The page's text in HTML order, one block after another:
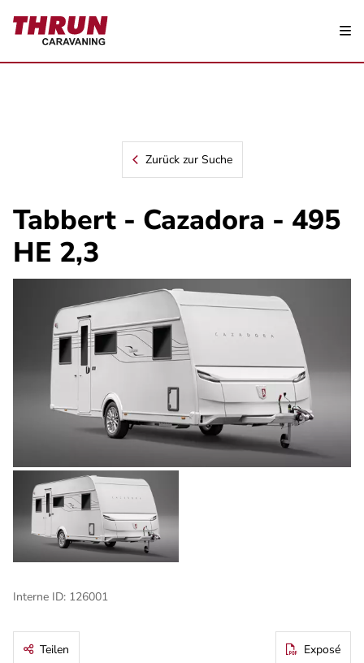
Zurück zur Suche
Tabbert - Cazadora - 495
HE 2,3
Interne ID: 126001
Teilen Exposé